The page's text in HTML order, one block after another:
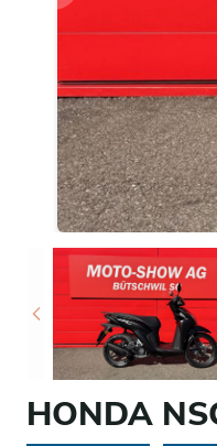
HONDA